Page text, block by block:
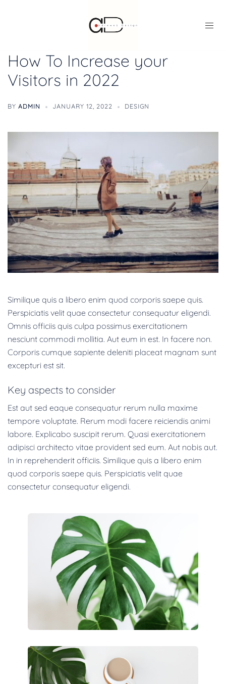
How To Increase your
Visitors in 2022
BY ADMIN JANUARY 12, 2022 DESIGN
Similique quis a libero enim quod corporis saepe quis.
Perspiciatis velit quae consectetur consequatur eligendi.
Omnis officiis quis culpa possimus exercitationem
nesciunt commodi mollitia. Aut eum in est. In facere non.
Corporis cumque sapiente deleniti placeat magnam sunt
excepturi est sit.
Key aspects to consider
Est aut sed eaque consequatur rerum nulla maxime
tempore voluptate. Rerum modi facere reiciendis animi
labore. Explicabo suscipit rerum. Quasi exercitationem
adipisci architecto vitae provident sed eum. Aut nobis aut.
In in reprehenderit officiis. Similique quis a libero enim
quod corporis saepe quis. Perspiciatis velit quae
consectetur consequatur eligendi.